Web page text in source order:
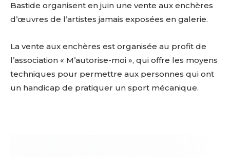
Bastide organisent en juin une vente aux enchères
d’œuvres de l’artistes jamais exposées en galerie.
La vente aux enchères est organisée au profit de
l’association « M’autorise-moi », qui offre les moyens
techniques pour permettre aux personnes qui ont
un handicap de pratiquer un sport mécanique.